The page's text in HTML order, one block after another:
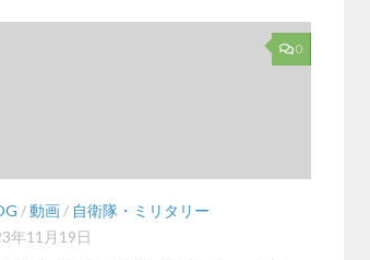
0
/動画 / 自衛隊・ミリタリー
年11月19日